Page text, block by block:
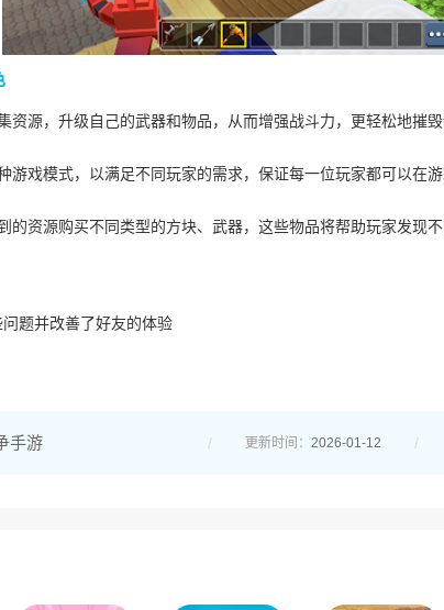
资源，升级自己的武器和物品，从而增强战斗力，更轻松地摧毁
游戏模式，以满足不同玩家的需求，保证每一位玩家都可以在游
的资源购买不同类型的方块、武器，这些物品将帮助玩家发现不
题并改善了好友的体验
手游 更新时间： 2026-01-12